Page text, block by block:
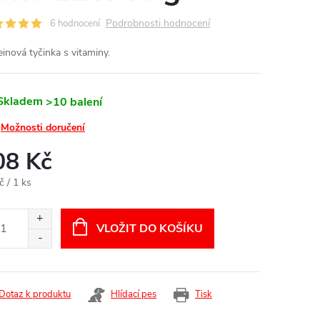
6 hodnocení Podrobnosti hodnocení
tyčinka s vitaminy.
>10 balení
Možnosti doručení
Kč
/ 1 ks
VLOŽIT DO KOŠÍKU
Tisk
Dotaz k produktu Hlídací pes